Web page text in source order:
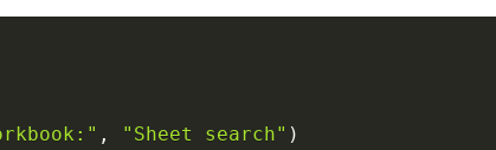
, "Sheet search" )